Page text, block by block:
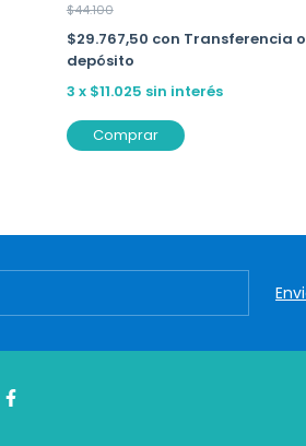
$44.100
$29.767,50 con Transferencia o
depósito
3 x $11.025 sin interés
Comprar